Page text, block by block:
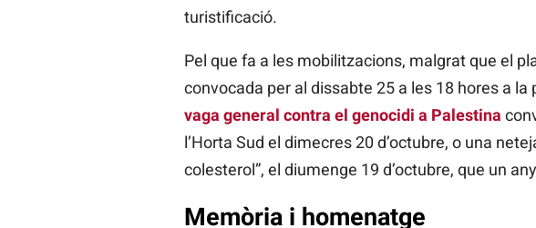
turistificació.
Pel que fa a les mobilitzacions, malgrat que el
convocada per al dissabte 25 a les 18 hores a
vaga general contra el genocidi a Palestina
l’Horta Sud el dimecres 20 d’octubre, o una
colesterol”, el diumenge 19 d’octubre, que un
Memòria i homenatge